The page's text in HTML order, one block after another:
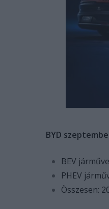
BYD
BEV
PHEV
Összesen: